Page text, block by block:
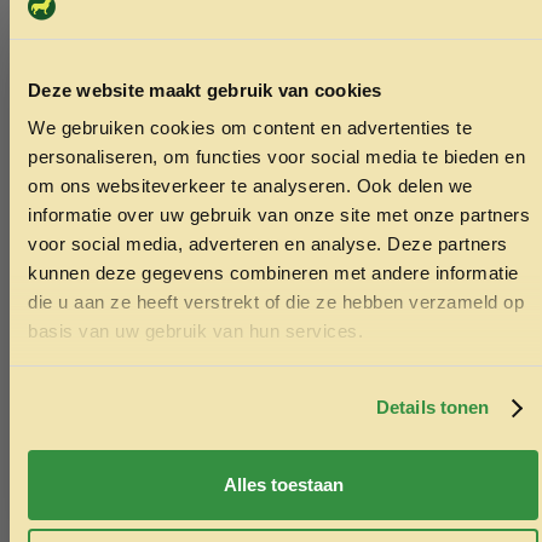
Deze website maakt gebruik van cookies
We gebruiken cookies om content en advertenties te
personaliseren, om functies voor social media te bieden en
om ons websiteverkeer te analyseren. Ook delen we
informatie over uw gebruik van onze site met onze partners
voor social media, adverteren en analyse. Deze partners
kunnen deze gegevens combineren met andere informatie
die u aan ze heeft verstrekt of die ze hebben verzameld op
basis van uw gebruik van hun services.
Details tonen
Alles toestaan
11.99
ONTVANG 5% KORTING OP
JE EERSTE BESTELLING!
Ontvang korting
Door je in te schrijven ga je akkoord met het ontvangen van
Nee, ik wil geen korting